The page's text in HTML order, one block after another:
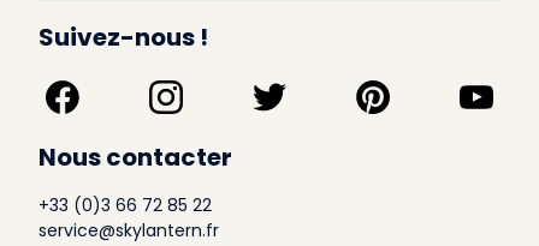
Suivez-nous !
Nous contacter
+33 (0)3 66 72 85 22
service@skylantern.fr